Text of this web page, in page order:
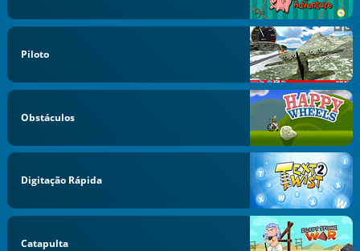
Piloto
Obstáculos
Digitação Rápida
Catapulta